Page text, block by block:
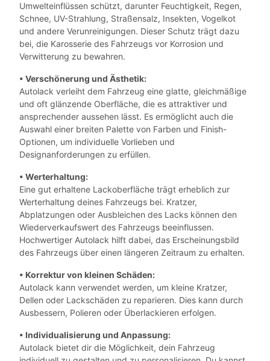
Umwelteinflüssen schützt, darunter Feuchtigkeit, Regen,
Schnee, UV-Strahlung, Straßensalz, Insekten, Vogelkot
und andere Verunreinigungen. Dieser Schutz trägt dazu
bei, die Karosserie des Fahrzeugs vor Korrosion und
Verwitterung zu bewahren.
• Verschönerung und Ästhetik:
Autolack verleiht dem Fahrzeug eine glatte, gleichmäßige
und oft glänzende Oberfläche, die es attraktiver und
ansprechender aussehen lässt. Es ermöglicht auch die
Auswahl einer breiten Palette von Farben und Finish-
Optionen, um individuelle Vorlieben und
Designanforderungen zu erfüllen.
• Werterhaltung:
Eine gut erhaltene Lackoberfläche trägt erheblich zur
Werterhaltung deines Fahrzeugs bei. Kratzer,
Abplatzungen oder Ausbleichen des Lacks können den
Wiederverkaufswert des Fahrzeugs beeinflussen.
Hochwertiger Autolack hilft dabei, das Erscheinungsbild
des Fahrzeugs über einen längeren Zeitraum zu erhalten.
• Korrektur von kleinen Schäden:
Autolack kann verwendet werden, um kleine Kratzer,
Dellen oder Lackschäden zu reparieren. Dies kann durch
Ausbessern, Polieren oder Überlackieren erfolgen.
• Individualisierung und Anpassung:
Autolack bietet dir die Möglichkeit, dein Fahrzeug